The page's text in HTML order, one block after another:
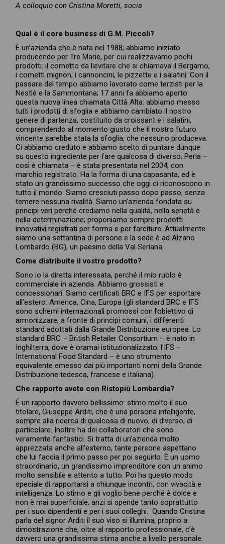
A colloquio con Cristina Moretti, socia
Qual è il core business di G.M. Piccoli?
È un’azienda che è nata nel 1988; abbiamo iniziato
producendo per Tre Marie, per cui realizzavamo pochi
prodotti: il cornetto da lievitare che si chiamava il Bergamo,
i cornetti mignon, i cannoncini, le pizzette e i salatini. Con il
passare del tempo abbiamo lavorato come terzisti per la
Nestlè e la Sammontana; 17 anni fa abbiamo aperto
questa nuova linea chiamata Città Alta: abbiamo messo
tutti i prodotti di sfoglia e abbiamo cambiato il nostro
genere di partenza, costituito da croissant e i salatini,
comprendendo al momento giusto che il nostro futuro
vincente sarebbe stata la sfoglia, che nessuno produceva.
Ci abbiamo creduto e abbiamo scelto di puntare dunque
su questo ingrediente per fare qualcosa di diverso; Perla –
così è chiamata – è stata presentata nel 2004, con
marchio registrato. Ha la forma di una capasanta, ed è
stato un grandissimo successo che oggi ci riconoscono in
tutto il mondo. Siamo cresciuti passo dopo passo, senza
temere nessuna rivalità. Siamo un’azienda fondata su
principi veri perché crediamo nella qualità, nella serietà e
nella determinazione; proponiamo sempre prodotti
innovativi registrati per forma e per farciture. Attualmente
siamo una settantina di persone e la sede è ad Alzano
Lombardo (BG), un paesino della Val Seriana.
Come distribuite il vostro prodotto?
Sono io la diretta interessata, perché il mio ruolo è
commerciale in azienda. Abbiamo grossisti e
concessionari. Siamo certificati BRC e IFS per esportare
all’estero: America, Cina, Europa (gli standard BRC e IFS
sono schemi internazionali promossi con l’obiettivo di
armonizzare, a fronte di principi comuni, i differenti
standard adottati dalla Grande Distribuzione europea. Lo
standard BRC – British Retailer Consortium – è nato in
Inghilterra, dove è oramai istituzionalizzato; l’IFS –
International Food Standard – è uno strumento
equivalente emesso dai più importanti nomi della Grande
Distribuzione tedesca, francese e italiana).
Che rapporto avete con Ristopiù Lombardia?
É un rapporto davvero bellissimo: stimo molto il suo
titolare, Giuseppe Arditi, che è una persona intelligente,
sempre alla ricerca di qualcosa di nuovo, di diverso, di
particolare. Inoltre ha dei collaboratori che sono
veramente fantastici. Si tratta di un’azienda molto
apprezzata anche all’esterno, tante persone aspettano
che lui faccia il primo passo per poi seguirlo. È un uomo
straordinario, un grandissimo imprenditore con un animo
molto sensibile e attento a tutto. Poi ha questo modo
speciale di rapportarsi a chiunque incontri, con vivacità e
intelligenza. Lo stimo e gli voglio bene perché è dolce e
non è mai superficiale, anzi si spende tanto soprattutto
per i suoi dipendenti e per i suoi colleghi. Quando Cristina
parla del signor Arditi il suo viso si illumina, proprio a
dimostrazione che, oltre al rapporto professionale, c’è
davvero una grandissima stima anche a livello personale.